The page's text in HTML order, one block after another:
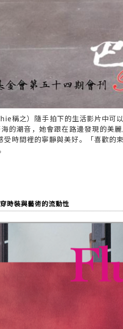
稱之）隨手拍下的生活影片中可
的潮音，她會跟在路邊發現的美
時間裡的寧靜與美好。「喜歡的
時裝與藝術的流動性